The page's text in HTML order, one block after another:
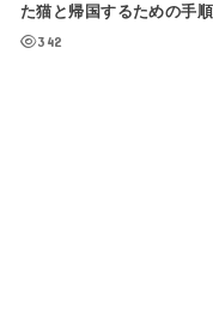
た猫と帰国するための手順
342